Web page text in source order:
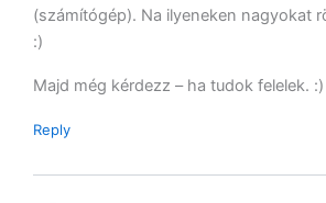
(számítógép). Na ilyeneken nagyokat
:)
Majd még kérdezz – ha tudok felelek. :)
Reply